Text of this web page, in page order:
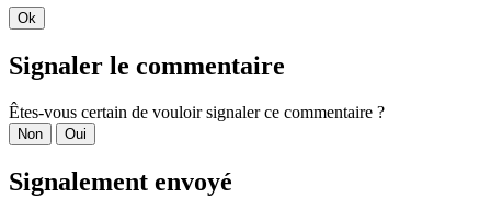
Ok
Signaler le commentaire
Êtes-vous certain de vouloir signaler ce commentaire ?
Non Oui
Signalement envoyé